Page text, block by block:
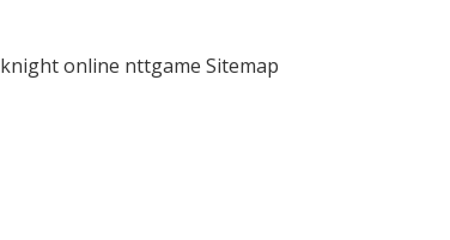
knight online nttgame Sitemap